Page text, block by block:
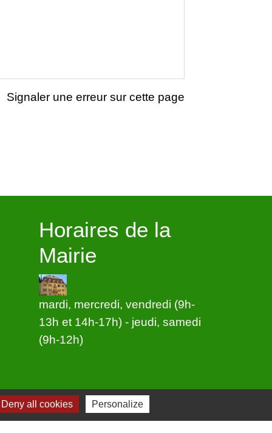
Signaler une erreur sur cette page
Horaires de la
Mairie
mardi, mercredi, vendredi (9h-
13h et 14h-17h) - jeudi, samedi
(9h-12h)
- Plan du site - Gestion des cookies
Deny all cookies Personalize